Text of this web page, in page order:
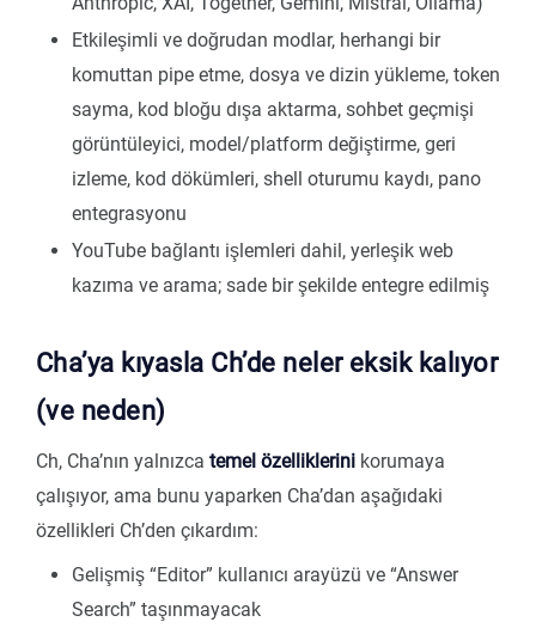
Etkileşimli ve doğrudan modlar, herhangi bir
komuttan pipe etme, dosya ve dizin yükleme, token
sayma, kod bloğu dışa aktarma, sohbet geçmişi
görüntüleyici, model/platform değiştirme, geri
izleme, kod dökümleri, shell oturumu kaydı, pano
entegrasyonu
YouTube bağlantı işlemleri dahil, yerleşik web
kazıma ve arama; sade bir şekilde entegre edilmiş
Cha’ya kıyasla Ch’de neler eksik kalıyor
(ve neden)
Ch, Cha’nın yalnızca temel özelliklerini korumaya
çalışıyor, ama bunu yaparken Cha’dan aşağıdaki
özellikleri Ch’den çıkardım:
Gelişmiş “Editor” kullanıcı arayüzü ve “Answer
Search” taşınmayacak